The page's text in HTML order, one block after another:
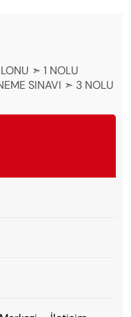
➣ 1 NOLU
SINAVI ➣ 3 NOLU